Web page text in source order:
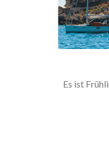
Es ist